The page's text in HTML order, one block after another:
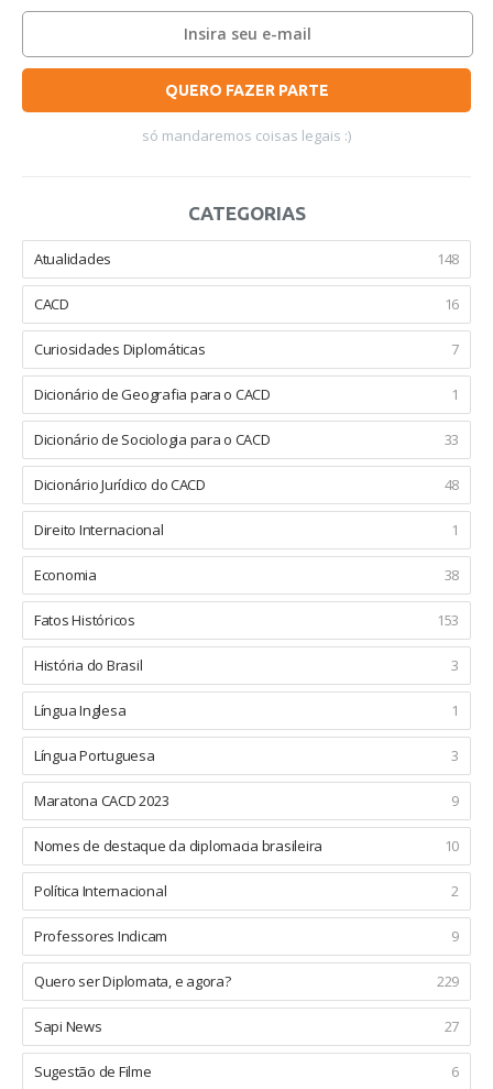
QUERO FAZER PARTE
só mandaremos coisas legais :)
CATEGORIAS
Atualidades 148
CACD 16
Curiosidades Diplomáticas 7
Dicionário de Geografia para o CACD 1
Dicionário de Sociologia para o CACD 33
Dicionário Jurídico do CACD 48
Direito Internacional 1
Economia 38
Fatos Históricos 153
História do Brasil 3
Língua Inglesa 1
Língua Portuguesa 3
Maratona CACD 2023 9
Nomes de destaque da diplomacia brasileira 10
Política Internacional 2
Professores Indicam 9
Quero ser Diplomata, e agora? 229
Sapi News 27
Sugestão de Filme 6